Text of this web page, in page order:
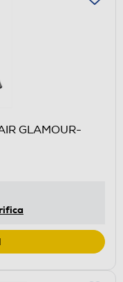
GLAMOUR-